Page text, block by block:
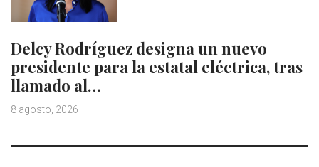
Delcy Rodríguez designa un nuevo
presidente para la estatal eléctrica, tras
llamado al…
8 agosto, 2026